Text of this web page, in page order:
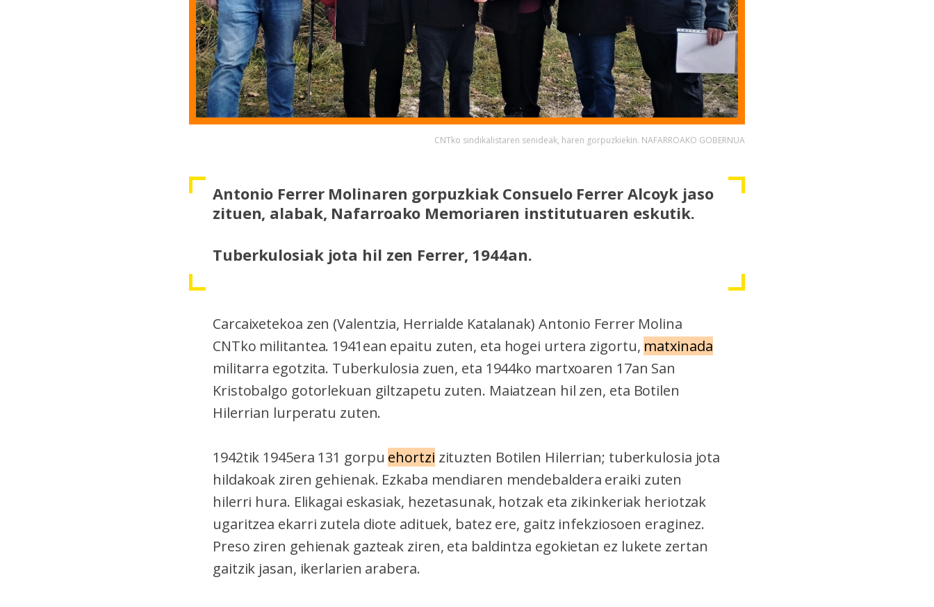
CNTko sindikalistaren senideak, haren gorpuzkiekin. NAFARROAKO GOBERNUA
Antonio Ferrer Molinaren gorpuzkiak Consuelo Ferrer Alcoyk jaso
zituen, alabak, Nafarroako Memoriaren institutuaren eskutik.
Tuberkulosiak jota hil zen Ferrer, 1944an.
Carcaixetekoa zen (Valentzia, Herrialde Katalanak) Antonio Ferrer Molina
CNTko militantea. 1941ean epaitu zuten, eta hogei urtera zigortu, matxinada
militarra egotzita. Tuberkulosia zuen, eta 1944ko martxoaren 17an San
Kristobalgo gotorlekuan giltzapetu zuten. Maiatzean hil zen, eta Botilen
Hilerrian lurperatu zuten.
1942tik 1945era 131 gorpu ehortzi zituzten Botilen Hilerrian; tuberkulosia jota
hildakoak ziren gehienak. Ezkaba mendiaren mendebaldera eraiki zuten
hilerri hura. Elikagai eskasiak, hezetasunak, hotzak eta zikinkeriak heriotzak
ugaritzea ekarri zutela diote adituek, batez ere, gaitz infekziosoen eraginez.
Preso ziren gehienak gazteak ziren, eta baldintza egokietan ez lukete zertan
gaitzik jasan, ikerlarien arabera.